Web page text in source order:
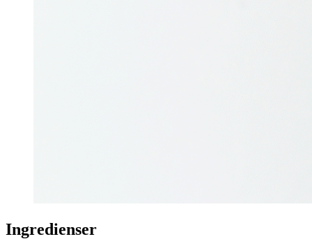
Ingredienser